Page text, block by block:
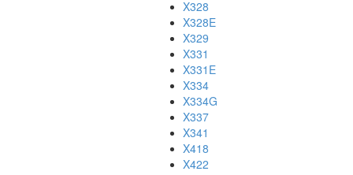
X328
X328E
X329
X331
X331E
X334
X334G
X337
X341
X418
X422